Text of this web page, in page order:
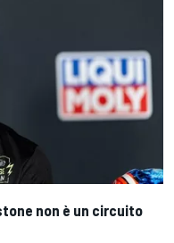
non è un circuito